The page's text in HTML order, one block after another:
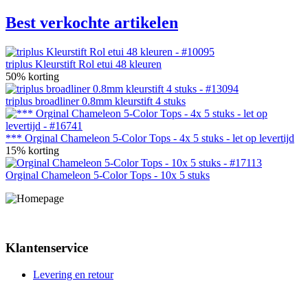
Best verkochte artikelen
triplus Kleurstift Rol etui 48 kleuren
50% korting
triplus broadliner 0.8mm kleurstift 4 stuks
*** Orginal Chameleon 5-Color Tops - 4x 5 stuks - let op levertijd
15% korting
Orginal Chameleon 5-Color Tops - 10x 5 stuks
Klantenservice
Levering en retour